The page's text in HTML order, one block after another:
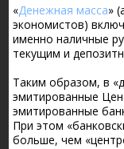
«Денежная масса»
экономистов)
именно наличные
текущим и
Таким образом, в
эмитированные
эмитированные
При этом
больше, чем